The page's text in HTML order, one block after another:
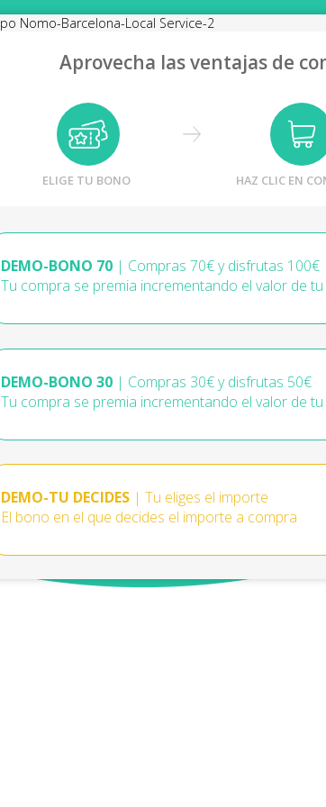
Aprovecha las ventajas de
ELIGE TU BONO HAZ CLIC EN
DEMO-BONO 70 | Compras 70€ y disfrutas 100€
Tu compra se premia incrementando el valor de
DEMO-BONO 30 | Compras 30€ y disfrutas 50€
Tu compra se premia incrementando el valor de
DEMO-TU DECIDES | Tu eliges el importe
El bono en el que decides el importe a compra